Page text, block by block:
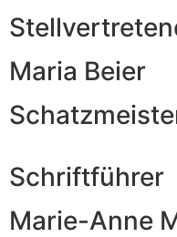
Maria Beier
Schriftführer
Marie-Anne